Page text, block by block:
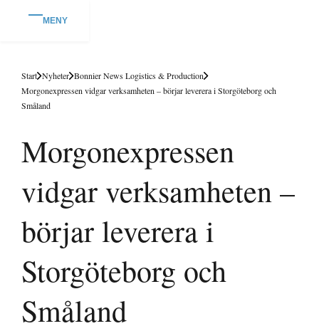
MENY
Start Nyheter Bonnier News Logistics & Production
Morgonexpressen vidgar verksamheten – börjar leverera i Storgöteborg och
Småland
Morgonexpressen
vidgar verksamheten –
börjar leverera i
Storgöteborg och
Småland